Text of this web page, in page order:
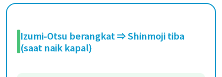
Izumi-Otsu berangkat ⇒ Shinmoji tiba
(saat naik kapal)